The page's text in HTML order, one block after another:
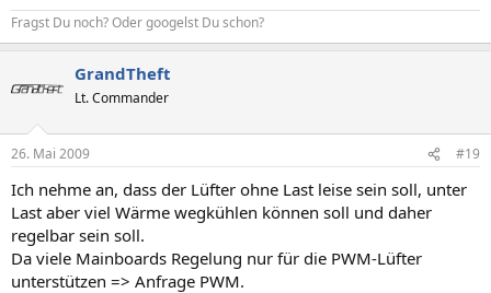
Fragst Du noch? Oder googelst Du schon?
GrandTheft
Lt. Commander
26. Mai 2009 #19
Ich nehme an, dass der Lüfter ohne Last leise sein soll, unter
Last aber viel Wärme wegkühlen können soll und daher
regelbar sein soll.
Da viele Mainboards Regelung nur für die PWM-Lüfter
unterstützen => Anfrage PWM.